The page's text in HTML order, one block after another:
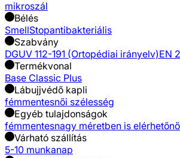
mikroszál
Bélés
SmellStopantibakteriális
Szabvány
DGUV 112-191 (Ortopédiai irányelv)EN
Termékvonal
Base Classic Plus
Lábujjvédő kapli
fémmentesnői szélesség
Egyéb tulajdonságok
fémmentesnagy méretben is elérhető
Várható szállítás
5-10 munkanap